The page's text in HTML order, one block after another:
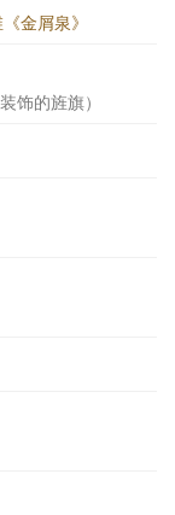
金屑泉》
饰的旌旗）